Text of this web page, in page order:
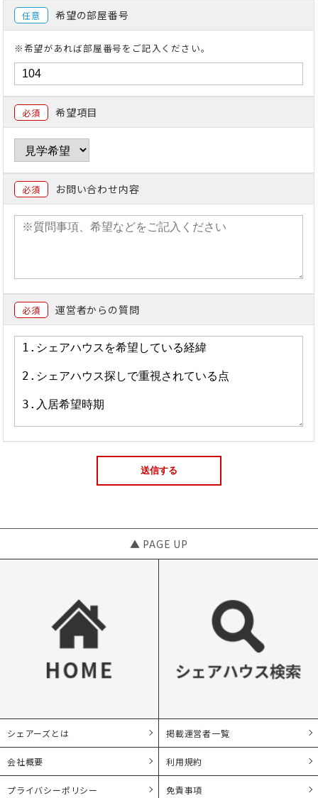
任意 希望の部屋番号
※希望があれば部屋番号をご記入ください。
必須 希望項目
必須 お問い合わせ内容
必須 運営者からの質問
▲ PAGE UP
シェアーズとは 掲載運営者一覧
会社概要 利用規約
プライバシーポリシー 免責事項